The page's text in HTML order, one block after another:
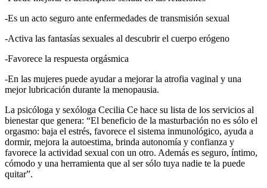
-Es un acto seguro ante enfermedades de transmisión sexual
-Activa las fantasías sexuales al descubrir el cuerpo erógeno
-Favorece la respuesta orgásmica
-En las mujeres puede ayudar a mejorar la atrofia vaginal y una
mejor lubricación durante la menopausia.
La psicóloga y sexóloga Cecilia Ce hace su lista de los servicios al
bienestar que genera: “El beneficio de la masturbación no es sólo el
orgasmo: baja el estrés, favorece el sistema inmunológico, ayuda a
dormir, mejora la autoestima, brinda autonomía y confianza y
favorece la actividad sexual con un otro. Además es seguro, íntimo,
cómodo y una herramienta que al ser sólo tuya nadie te la puede
quitar”.